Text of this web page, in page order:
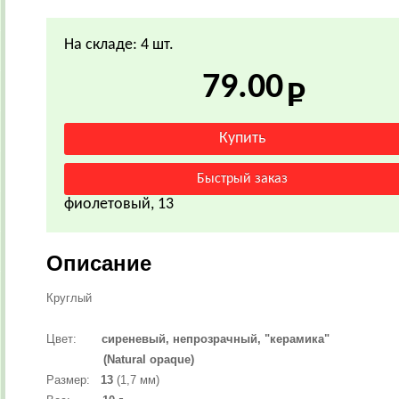
На складе: 4 шт.
79.00
фиолетовый, 13
Описание
Круглый
Цвет:
сиреневый, непрозрачный, "керамика"
(Natural opaque)
Размер:
13 (1,7 мм)